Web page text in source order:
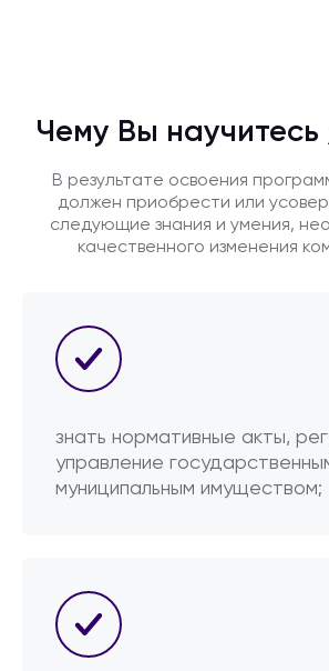
Чему Вы
В результате освоения
должен приобрести или
следующие знания и умения,
качественного изменения
знать нормативные акты,
управление
муниципальным имуществом;